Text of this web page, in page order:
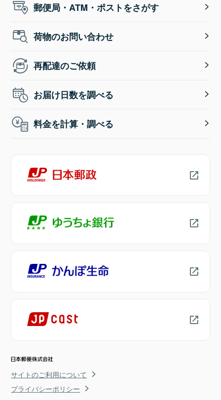
郵便局・ATM・ポストをさがす
荷物のお問い合わせ
再配達のご依頼
お届け日数を調べる
料金を計算・調べる
サイトのご利用について
プライバシーポリシー